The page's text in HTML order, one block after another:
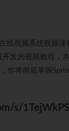
线视频系统视频
发的视频教程
你将彻底掌握
s/